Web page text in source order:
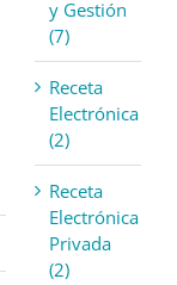
y Gestión
(7)
Receta
Electrónica
(2)
Receta
Electrónica
Privada
(2)